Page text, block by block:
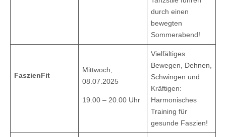
durch einen
bewegten
Sommerabend!
FaszienFit
Mittwoch,
08.07.2025
19.00 – 20.00 Uhr
Vielfältiges
Bewegen, Dehnen,
Schwingen und
Kräftigen:
Harmonisches
Training für
gesunde Faszien!